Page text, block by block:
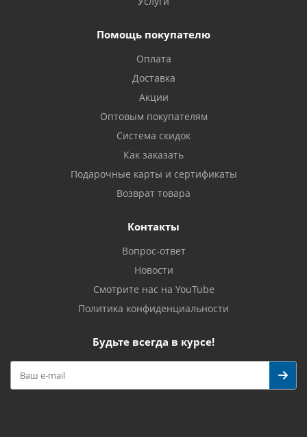
Помощь покупателю
Оплата
Доставка
Акции
Оптовым покупателям
Система скидок
Как заказать
Подарочные карты и сертификаты
Возврат товара
Контакты
Вопрос-ответ
Новости
Смотрите нас на YouTube
Политика конфиденциальности
Будьте всегда в курсе!